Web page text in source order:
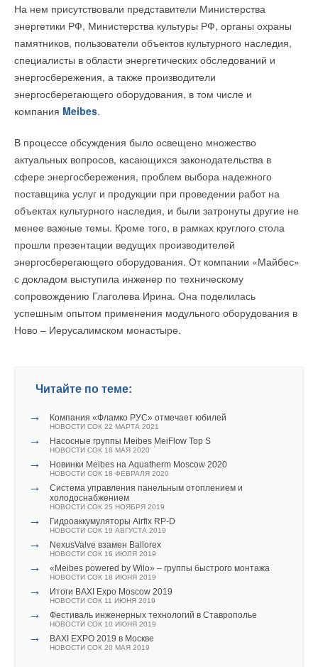
На нем присутствовали представители Министерства
энергетики РФ, Министерства культуры РФ, органы охраны
памятников, пользователи объектов культурного наследия,
специалисты в области энергетических обследований и
энергосбережения, а также производители
энергосберегающего оборудования, в том числе и
компания Meibes.
В процессе обсуждения было освещено множество
актуальных вопросов, касающихся законодательства в
сфере энергосбережения, проблем выбора надежного
поставщика услуг и продукции при проведении работ на
объектах культурного наследия, и были затронуты другие не
менее важные темы. Кроме того, в рамках круглого стола
прошли презентации ведущих производителей
энергосберегающего оборудования. От компании «Майбес»
с докладом выступила инженер по техническому
сопровождению Глаголева Ирина. Она поделилась
успешным опытом применения модульного оборудования в
Ново – Иерусалимском монастыре.
Читайте по теме:
→ Компания «Фламко РУС» отмечает юбилей
НОВОСТИ СОК 22 МАРТА 2021
→ Насосные группы Meibes MeiFlow Top S
НОВОСТИ СОК 18 МАЯ 2020
→ Новинки Meibes на Aquatherm Moscow 2020
НОВОСТИ СОК 18 ФЕВРАЛЯ 2020
→
Система управления панельным отоплением и
холодоснабжением
НОВОСТИ СОК 25 НОЯБРЯ 2019
→ Гидроаккумуляторы Airfix RP-D
НОВОСТИ СОК 19 АВГУСТА 2019
→ NexusValve взамен Ballorex
НОВОСТИ СОК 16 ИЮЛЯ 2019
→ «Meibes powered by Wilo» – группы быстрого монтажа
НОВОСТИ СОК 18 ИЮНЯ 2019
→ Итоги BAXI Expo Moscow 2019
НОВОСТИ СОК 11 ИЮНЯ 2019
→ Фестиваль инженерных технологий в Ставрополье
НОВОСТИ СОК 10 ИЮНЯ 2019
→ BAXI EXPO 2019 в Москве
НОВОСТИ СОК 20 МАЯ 2019
Читайте по теме:
→ ZEHNDER расширяет гарантию на радиаторы
НОВОСТИ СОК 24 МАРТА 2020
→
НОВОСТИ СОК 18 НОЯБРЯ 2019
→ Интеграция компании Enervent Oy в Zehnder Group
отопления и охлаждения в общественных зданиях
→
Лучистое охлаждение Zehnder в новом корпусе
Морозовской детской больницы
→ Zehnder Stratos снимается с производства
НОВОСТИ СОК 5 СЕНТЯБРЯ 2017
→
Все главные международные бренды на выставке ISH
НОВОСТИ СОК 21 ФЕВРАЛЯ 2017
→
Вентиляционная установка взяла приз iF DESIGN
AWARD 2017
НОВОСТИ СОК 16 ФЕВРАЛЯ 2017
Стильные решения для систем отопления
ЖУРНАЛ СОК ЯНВАРЬ 2016
→
Новые установки децентрализованной вентиляции
Zehnder ComfoAir Q
НОВОСТИ СОК 27 МАРТА 2015
Комментарии
В этой теме еще нет комментариев
Добавить комментарий
рассчитанную на размещение 180 посетителей бара и
ресторана. Вечером на открытом воздухе может быть
прохладно, поэтому для комфорта гостей вдоль стен
установлены инфракрасные обогреватели серии IH от
компанииFrico. Они компактны и по дизайну идеально
подходят к интерьеру отеля. По типу излучающего элемента
(высокотемпературные галогеновые лампы с отражателем)
обеспечение комфорта людей на открытых площадках.
В результате гости стали проводить на веранде больше
времени, наслаждаясь едой, напитками и располагающим
окружением, благодаря которому отель Авалон входит в
список 150 Дизайн отелей.
→ Новые тепловентиляторы SWH от компании Frico
НОВОСТИ СОК 25 ДЕКАБРЯ 2012
→ Электрические инфракрасные обогреватели
Применение инфракрасного отопления для крытых
спортивных сооружений с ледовым покрытием
ЖУРНАЛ СОК ИЮЛЬ 2006
→
Тепловые завесы НПО «ТЕПЛОМАШ»: изделия высокого
качества, востребованные рынком
ЖУРНАЛ СОК СЕНТЯБРЬ 2005
Тепловые завесы: принцип действия, характеристики,
обзор рынка
ЖУРНАЛ СОК МАРТ 2004
Воздушно-тепловые завесы. Энергетические
характеристики. Критерий подбора воздушно-тепловых
завес
ЖУРНАЛ СОК АВГУСТ 2003
Инфракрасное отопление производственных
помещений – от проекта до внедрения
ЖУРНАЛ СОК ФЕВРАЛЬ 2003
→ Тепловые пушки
ЖУРНАЛ СОК НОЯБРЬ 2002